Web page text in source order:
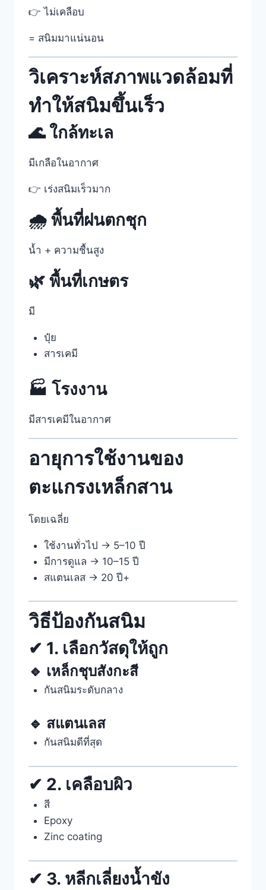
👉 ไม่เคลือบ
= สนิมมาแน่นอน
วิเคราะห์สภาพแวดล้อมที่
ทำให้สนิมขึ้นเร็ว
🌊 ใกล้ทะเล
มีเกลือในอากาศ
👉 เร่งสนิมเร็วมาก
🌧️ พื้นที่ฝนตกชุก
น้ำ + ความชื้นสูง
🌿 พื้นที่เกษตร
มี
ปุ๋ย
สารเคมี
🏭 โรงงาน
มีสารเคมีในอากาศ
อายุการใช้งานของ
ตะแกรงเหล็กสาน
โดยเฉลี่ย
ใช้งานทั่วไป → 5–10 ปี
มีการดูแล → 10–15 ปี
สแตนเลส → 20 ปี+
วิธีป้องกันสนิม
✔ 1. เลือกวัสดุให้ถูก
🔹 เหล็กชุบสังกะสี
กันสนิมระดับกลาง
🔹 สแตนเลส
กันสนิมดีที่สุด
✔ 2. เคลือบผิว
สี
Epoxy
Zinc coating
✔ 3. หลีกเลี่ยงน้ำขัง